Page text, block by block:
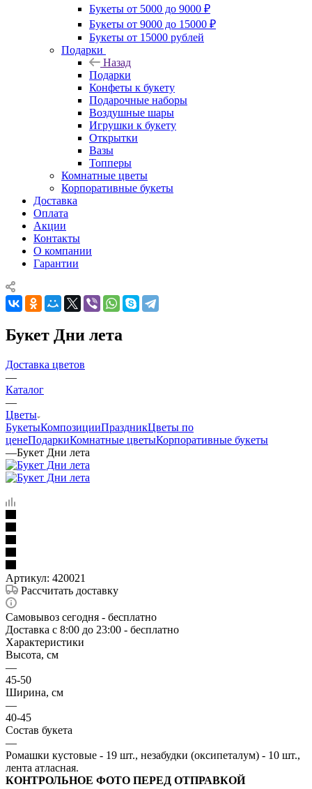
Букеты от 5000 до 9000 ₽
Букеты от 9000 до 15000 ₽
Букеты от 15000 рублей
Подарки
Назад
Подарки
Конфеты к букету
Подарочные наборы
Воздушные шары
Игрушки к букету
Открытки
Вазы
Топперы
Комнатные цветы
Корпоративные букеты
Доставка
Оплата
Акции
Контакты
О компании
Гарантии
Букет Дни лета
Доставка цветов
—
Каталог
—
Цветы
БукетыКомпозицииПраздникЦветы по
ценеПодаркиКомнатные цветыКорпоративные букеты
—Букет Дни лета
Артикул: 420021
Рассчитать доставку
Самовывоз сегодня - бесплатно
Доставка c 8:00 до 23:00 - бесплатно
Характеристики
Высота, см
—
45-50
Ширина, см
—
40-45
Состав букета
—
Ромашки кустовые - 19 шт., незабудки (оксипеталум) - 10 шт.,
лента атласная.
КОНТРОЛЬНОЕ ФОТО ПЕРЕД ОТПРАВКОЙ